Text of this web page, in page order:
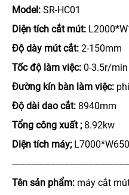
Model: SR-HC01
Diện tích cắt mút:
Độ dày mút cắt: 2-150mm
Tốc độ làm việc: 0-3.5r/min
Đường kín bàn làm việc:
Độ dài dao cắt: 8940mm
Tổng công xuất ;8.92kw
Diện tích máy;
Tên sản phẩm: máy cắt